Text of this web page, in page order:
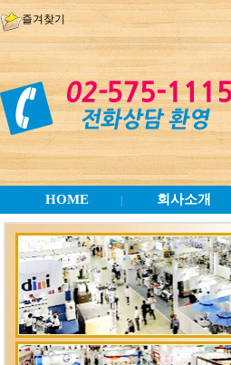
즐겨찾기
HOME 회사소개